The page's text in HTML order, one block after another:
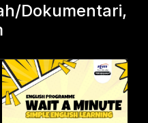
Dokumentari,